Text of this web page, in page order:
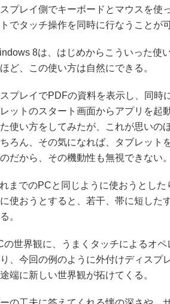
プレイ側でキーボードとマウスを使
でタッチ操作を同時に行なうことが
8は、はじめからこういった使
ど、この使い方は自然にできる。
プレイでPDFの資料を表示し、同時
ットのスタート画面からアプリを起
使い方をしてみたが、これが思いの
ろん、その気になれば、タブレット
だから、その機動性も無視できない。
までのPCと同じように使おうとした
使おうとすると、若干、帯に短した
。
世界観に、うまくタッチによるオペ
、今回の例のように外付けディスプ
端に新しい世界観が拓けてくる。